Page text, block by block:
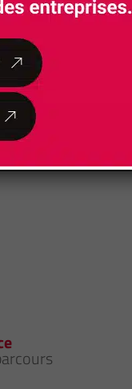
prévention,
aux
examen